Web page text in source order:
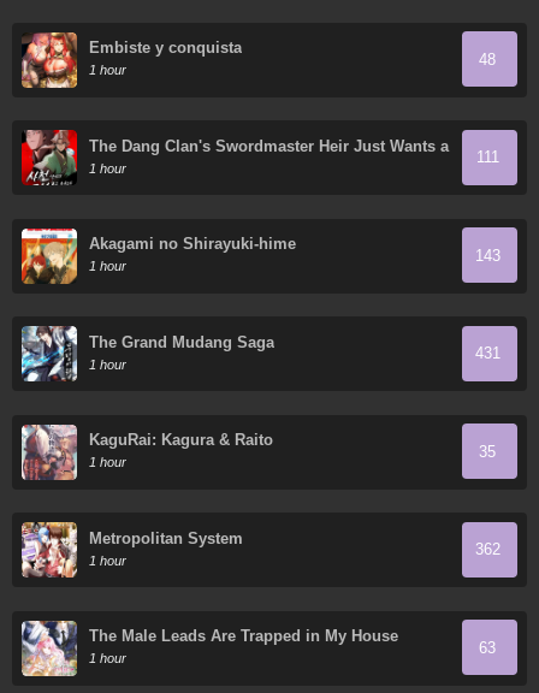
Embiste y conquista
1 hour
48
The Dang Clan's Swordmaster Heir Just Wants a
Normal Life
1 hour
111
Akagami no Shirayuki-hime
1 hour
143
The Grand Mudang Saga
1 hour
431
KaguRai: Kagura & Raito
1 hour
35
Metropolitan System
1 hour
362
The Male Leads Are Trapped in My House
1 hour
63